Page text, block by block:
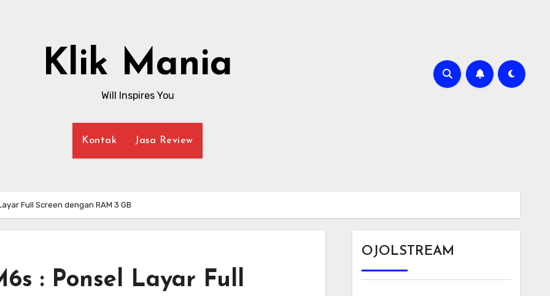
Klik Mania
Will Inspires You
Kontak Jasa Review
Full Screen dengan RAM 3 GB
: Ponsel Layar Full
OJOLSTREAM